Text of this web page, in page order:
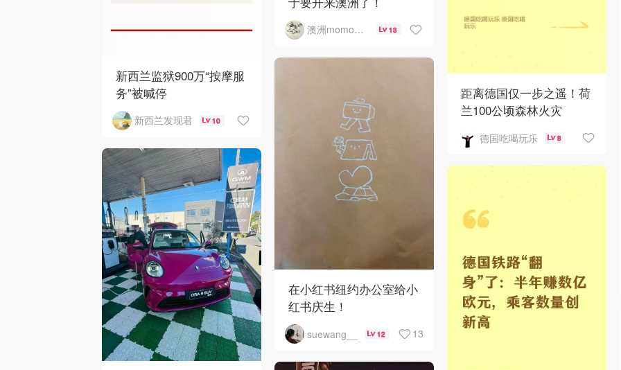
澳洲momo爱吃 13
新西兰监狱900万“按摩服
务”被喊停
新西兰发现君 10
距离德国仅一步之遥！荷
兰100公顷森林火灾
德国吃喝玩乐 8
在小红书纽约办公室给小
红书庆生！
suewang__ 12 13